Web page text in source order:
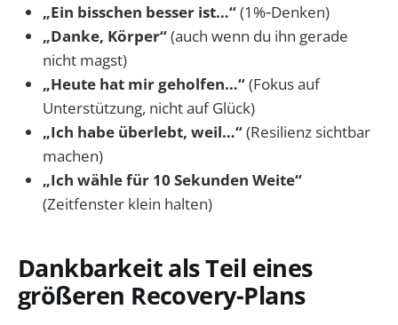
„Ein bisschen besser ist…“(1%‑Denken)
„Danke, Körper“(auch wenn du ihn gerade
nicht magst)
„Heute hat mir geholfen…“(Fokus auf
Unterstützung, nicht auf Glück)
„Ich habe überlebt, weil…“(Resilienz sichtbar
machen)
„Ich wähle für 10 Sekunden Weite“
(Zeitfenster klein halten)
Dankbarkeit als Teil eines
größeren Recovery-Plans